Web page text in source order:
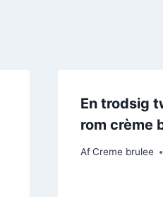
En trodsig
rom crème
Af Creme brulee